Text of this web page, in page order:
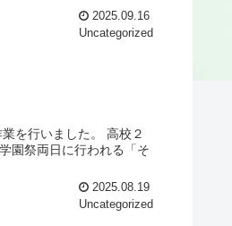
2025.09.16
Uncategorized
を行いました。 高校２
園祭両日に行われる「そ
2025.08.19
Uncategorized